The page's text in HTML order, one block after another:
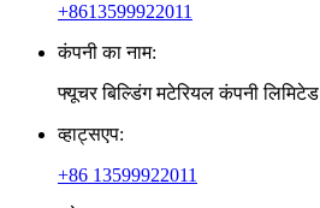
+8613599922011
कंपनी का नाम:
फ्यूचर बिल्डिंग मटेरियल कंपनी लिमिटेड
व्हाट्सएप:
+86 13599922011